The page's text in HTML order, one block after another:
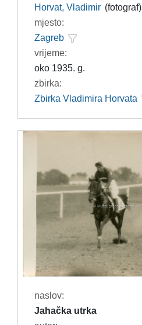
Horvat, Vladimir (fotograf)
mjesto:
Zagreb
vrijeme:
oko 1935. g.
zbirka:
Zbirka Vladimira Horvata
naslov:
Jahačka utrka